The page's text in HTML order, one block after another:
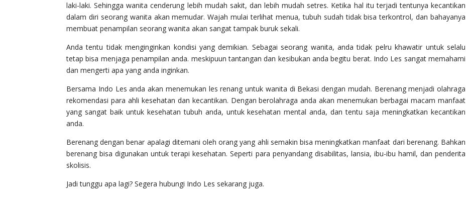
laki-laki. Sehingga wanita cenderung lebih mudah sakit, dan lebih mudah setres. Ketika hal itu terjadi tentunya kecantikan
dalam diri seorang wanita akan memudar. Wajah mulai terlihat menua, tubuh sudah tidak bisa terkontrol, dan bahayanya
membuat penampilan seorang wanita akan sangat tampak buruk sekali.
Anda tentu tidak menginginkan kondisi yang demikian. Sebagai seorang wanita, anda tidak pelru khawatir untuk selalu
tetap bisa menjaga penampilan anda. meskipuun tantangan dan kesibukan anda begitu berat. Indo Les sangat memahami
dan mengerti apa yang anda inginkan.
Bersama Indo Les anda akan menemukan les renang untuk wanita di Bekasi dengan mudah. Berenang menjadi olahraga
rekomendasi para ahli kesehatan dan kecantikan. Dengan berolahraga anda akan menemukan berbagai macam manfaat
yang sangat baik untuk kesehatan tubuh anda, untuk kesehatan mental anda, dan tentu saja meningkatkan kecantikan
anda.
Berenang dengan benar apalagi ditemani oleh orang yang ahli semakin bisa meningkatkan manfaat dari berenang. Bahkan
berenang bisa digunakan untuk terapi kesehatan. Seperti para penyandang disabilitas, lansia, ibu-ibu hamil, dan penderita
skolisis.
Jadi tunggu apa lagi? Segera hubungi Indo Les sekarang juga.